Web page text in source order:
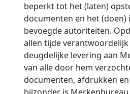
beperkt tot het (laten)
documenten en het
bevoegde autoriteiten.
allen tijde
deugdelijke levering aan
van alle door hem
documenten, afdrukken